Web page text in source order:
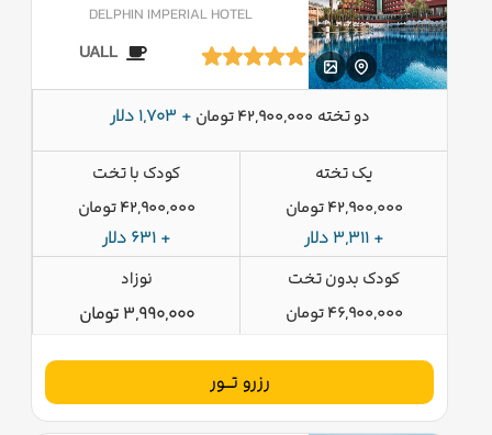
DELPHIN IMPERIAL HOTEL
UALL
دو تخته 42,900,000 تومان + 1,703 دلار
یک تخته
42,900,000 تومان
+ 3,311 دلار
کودک با تخت
42,900,000 تومان
+ 631 دلار
کودک بدون تخت
46,900,000 تومان
نوزاد
3,990,000 تومان
رزرو تــور